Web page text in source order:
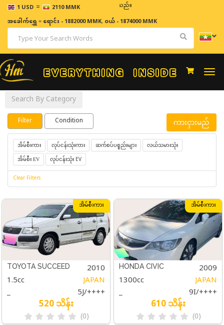
1 USD = 2110 MMK
ဈေးနှုန်းများသည် အချိန်နှင့် အမျှပြောင်းလဲနိုင်သည်။
အခေါက်ရွှေ=ရောင်း - 1882000 MMK, ဝယ် - 1874000 MMK
Search By Category
Filter Condition ကားငှားမည်
အိမ်စီးကား လုပ်ငန်းသုံးကား ဆက်စပ်ပစ္စည်းများ လယ်သမားသုံး
အိမ်စီး EV လုပ်ငန်းသုံး EV
Clear Filters
အိမ်စီးကား
TOYOTA SUCCEED 2010
1.5cc JAPAN
_ 5J/++++
520 သိန်း
(0)
အိမ်စီးကား
HONDA CIVIC 2009
1300cc JAPAN
_ 9I/++++
610 သိန်း
(0)